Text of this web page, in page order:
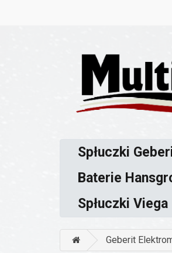
Spłuczki
Baterie
Spłuczki Viega
Geberit